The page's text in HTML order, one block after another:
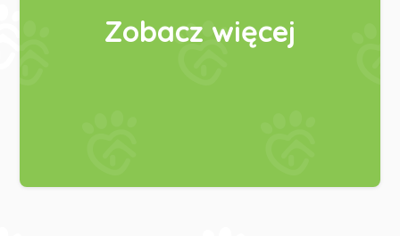
Zobacz więcej